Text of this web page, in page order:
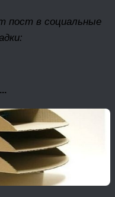
в социальные